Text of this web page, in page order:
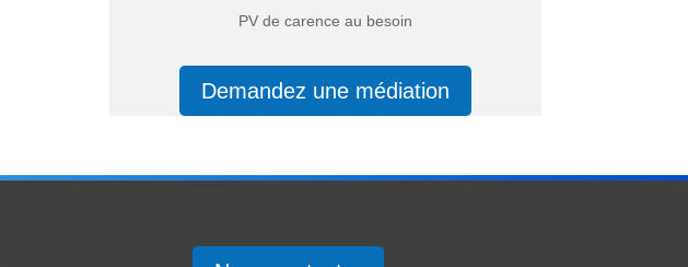
PV de carence au besoin
Demandez une médiation